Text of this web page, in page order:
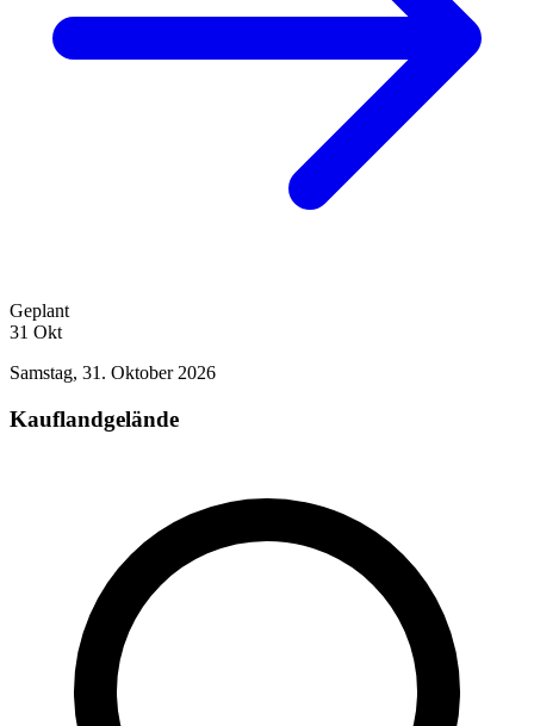
Geplant
31 Okt
Samstag, 31. Oktober 2026
Kauflandgelände